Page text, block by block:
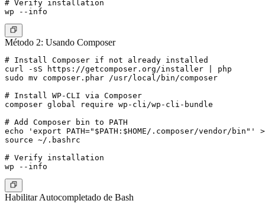
# Verify installation
Método 2: Usando Composer
# Install Composer if not already installed
curl -sS https://getcomposer.org/installer | php
sudo mv composer.phar /usr/local/bin/composer
# Install WP-CLI via Composer
composer global require wp-cli/wp-cli-bundle
# Add Composer bin to PATH
echo 'export PATH="$PATH:$HOME/.composer/vendor/bin"'
source ~/.bashrc
# Verify installation
Habilitar Autocompletado de Bash